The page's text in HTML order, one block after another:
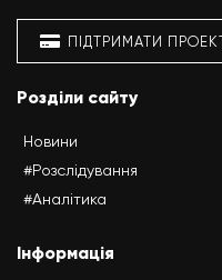
ПІДТРИМАТИ
Розділи сайту
Новини
#Розслідування
#Аналітика
Інформація